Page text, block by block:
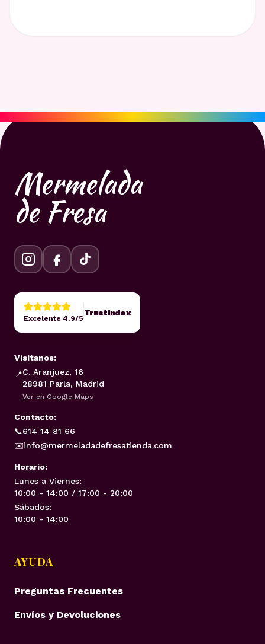
Mermelada
de Fresa
Excelente 4.9/5
Trustindex
Visítanos:
📍C. Aranjuez, 16
28981 Parla, Madrid
Ver en Google Maps
Contacto:
📞614 14 81 66
✉️info@mermeladadefresatienda.com
Horario:
Lunes a Viernes:
10:00 - 14:00 / 17:00 - 20:00
Sábados:
10:00 - 14:00
AYUDA
Preguntas Frecuentes
Envíos y Devoluciones